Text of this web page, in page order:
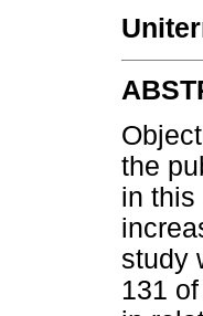
the
in this
study
131